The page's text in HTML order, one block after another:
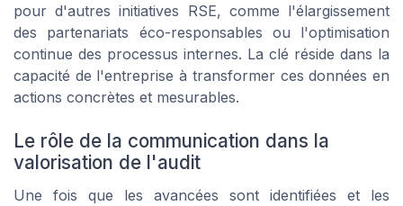
pour d'autres initiatives RSE, comme l'élargissement
des partenariats éco-responsables ou l'optimisation
continue des processus internes. La clé réside dans la
capacité de l'entreprise à transformer ces données en
actions concrètes et mesurables.
Le rôle de la communication dans la
valorisation de l'audit
Une fois que les avancées sont identifiées et les